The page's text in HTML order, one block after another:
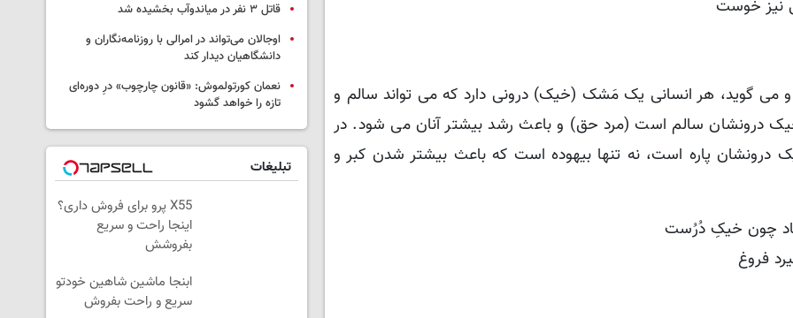
نیز خُوست
و می گوید، هر انسانی یک مَشک (خیک) درونی دارد که می تواند سالم و
خیک درونشان سالم است (مرد حق) و باعث رشد بیشتر آنان می شود. در
پاره است، نه تنها بیهوده است که باعث بیشتر شدن کبر و
چون خیکِ دُرُست
فروغ
قاتل ٣ نفر در میاندوآب بخشیده شد
اوجالان می‌تواند در امرالی با روزنامه‌نگاران و
دانشگاهیان دیدار کند
نعمان کورتولموش: «قانون چارچوب» درِ دوره‌ای
تازه را خواهد گشود
تبلیغات
X55 پرو برای فروش داری؟
اینجا راحت و سریع
بفروشش
ابنجا ماشین شاهین خودتو
سریع و راحت بفروش